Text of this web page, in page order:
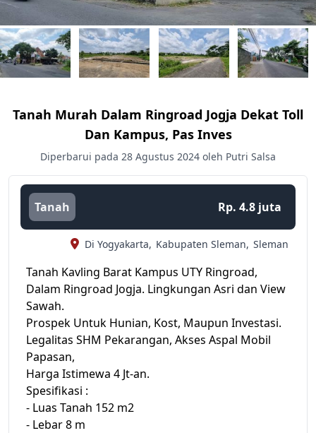
Tanah Murah Dalam Ringroad Jogja Dekat Toll
Dan Kampus, Pas Inves
Diperbarui pada 28 Agustus 2024 oleh Putri Salsa
Tanah Rp. 4.8 juta
Di Yogyakarta, Kabupaten Sleman, Sleman
Tanah Kavling Barat Kampus UTY Ringroad,
Dalam Ringroad Jogja. Lingkungan Asri dan View
Sawah.
Prospek Untuk Hunian, Kost, Maupun Investasi.
Legalitas SHM Pekarangan, Akses Aspal Mobil
Papasan,
Harga Istimewa 4 Jt-an.
Spesifikasi :
- Luas Tanah 152 m2
- Lebar 8 m